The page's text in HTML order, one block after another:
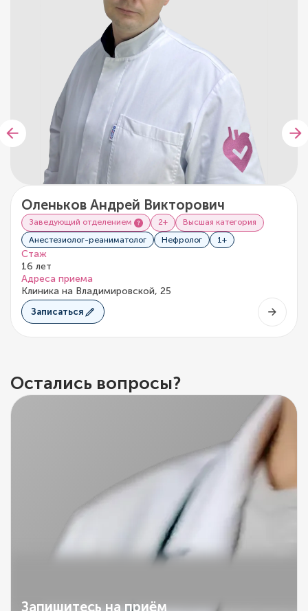
Оленьков Андрей Викторович
Заведующий отделением 2+
Высшая категория
Анестезиолог-реаниматолог
Нефролог 1+
Стаж
16 лет
Адреса приема
Клиника на Владимировской, 25
Записаться
Остались вопросы?
Запишитесь на приём